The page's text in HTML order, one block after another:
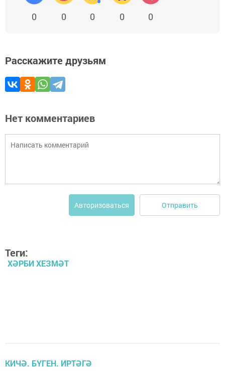
0 0 0 0 0
Расскажите друзьям
Нет комментариев
Авторизоваться Отправить
Теги:
ХӘРБИ ХЕЗМӘТ
КИЧӘ. БҮГЕН. ИРТӘГӘ